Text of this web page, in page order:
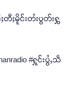
တီႈမိူင်းတႆးပွတ်းႁွ
#ႁူင်းပွႆႇသဵ